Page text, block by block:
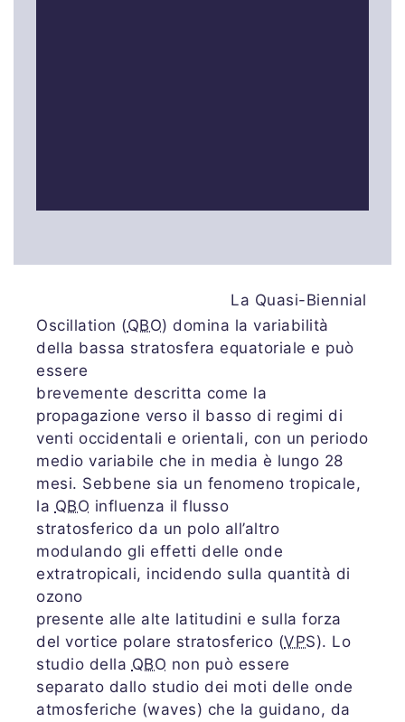
La Quasi-Biennial
Oscillation (QBO) domina la variabilità
della bassa stratosfera equatoriale e può
essere
brevemente descritta come la
propagazione verso il basso di regimi di
venti occidentali e orientali, con un periodo
medio variabile che in media è lungo 28
mesi. Sebbene sia un fenomeno tropicale,
la QBO influenza il flusso
stratosferico da un polo all’altro
modulando gli effetti delle onde
extratropicali, incidendo sulla quantità di
ozono
presente alle alte latitudini e sulla forza
del vortice polare stratosferico (VPS). Lo
studio della QBO non può essere
separato dallo studio dei moti delle onde
atmosferiche (waves) che la guidano, da